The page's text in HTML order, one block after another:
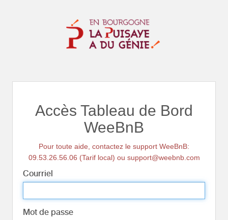
Accès Tableau de Bord
WeeBnB
Pour toute aide, contactez le support WeeBnB:
09.53.26.56.06 (Tarif local) ou support@weebnb.com
Courriel
Mot de passe